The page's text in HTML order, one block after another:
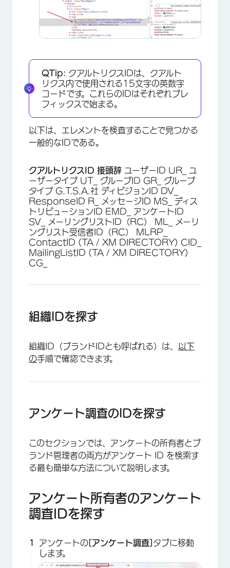
×
×
×
×
QTip: クアルトリクスIDは、クアルト
リクス内で使用される15文字の英数字
コードです。これらのIDはそれぞれプレ
フィックスで始まる。
以下は、エレメントを検査することで見つかる
一般的なIDである。
クアルトリクスID 接頭辞 ユーザーID UR_ ユ
ーザータイプ UT_ グループID GR_ グループ
タイプ G.T.S.A.社 ディビジョンID DV_
ResponseID R_ メッセージID MS_ ディス
トリビューションID EMD_ アンケートID
SV_ メーリングリストID（RC） ML_ メーリ
ングリスト受信者ID（RC） MLRP_
ContactID (TA / XM DIRECTORY) CID_
MailingListID (TA / XM DIRECTORY)
CG_
組織IDを探す
組織ID（ブランドIDとも呼ばれる）は、
以下
の手順で確認できます。
アンケート調査のIDを探す
このセクションでは、アンケートの所有者とブ
ランド管理者の両方がアンケート ID を検索す
る最も簡単な方法について説明します。
アンケート所有者のアンケート
調査IDを探す
アンケートの [アンケート調査] タブに移動
します。